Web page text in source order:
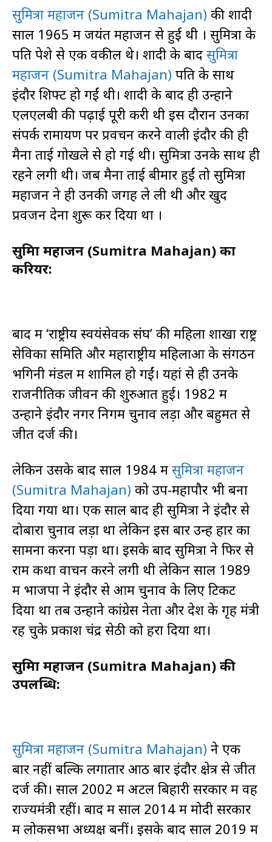
सुमित्रा महाजन (Sumitra Mahajan) की शादी
साल 1965 में जयंत महाजन से हुई थी । सुमित्रा के
पति पेशे से एक वकील थे। शादी के बाद सुमित्रा
महाजन (Sumitra Mahajan) पति के साथ
इंदौर शिफ्ट हो गईं थी। शादी के बाद ही उन्होंने
एलएलबी की पढ़ाई पूरी करी थी इस दौरान उनका
संपर्क रामायण पर प्रवचन करने वाली इंदौर की ही
मैना ताई गोखले से हो गई थी। सुमित्रा उनके साथ ही
रहने लगी थी। जब मैना ताई बीमार हुईं तो सुमित्रा
महाजन ने ही उनकी जगह ले ली थी और खुद
प्रवजन देना शुरू कर दिया था ।
सुमित्रा महाजन (Sumitra Mahajan) का
करियर:
बाद में ‘राष्ट्रीय स्वयंसेवक संघ’ की महिला शाखा राष्ट्र
सेविका समिति और महाराष्ट्रीय महिलाओं के संगठन
भगिनी मंडल में शामिल हो गईं। यहां से ही उनके
राजनीतिक जीवन की शुरुआत हुई। 1982 में
उन्होंने इंदौर नगर निगम चुनाव लड़ा और बहुमत से
जीत दर्ज की।
लेकिन उसके बाद साल 1984 में सुमित्रा महाजन
(Sumitra Mahajan) को उप-महापौर भी बना
दिया गया था। एक साल बाद ही सुमित्रा ने इंदौर से
दोबारा चुनाव लड़ा था लेकिन इस बार उन्हें हार का
सामना करना पड़ा था। इसके बाद सुमित्रा ने फिर से
राम कथा वाचन करने लगी थी लेकिन साल 1989
में भाजपा ने इंदौर से आम चुनाव के लिए टिकट
दिया था तब उन्होंने कांग्रेस नेता और देश के गृह मंत्री
रह चुके प्रकाश चंद्र सेठी को हरा दिया था।
सुमित्रा महाजन (Sumitra Mahajan) की
उपलब्धि:
सुमित्रा महाजन (Sumitra Mahajan) ने एक
बार नहीं बल्कि लगातार आठ बार इंदौर क्षेत्र से जीत
दर्ज की। साल 2002 में अटल बिहारी सरकार में वह
राज्यमंत्री रहीं। बाद में साल 2014 में मोदी सरकार
में लोकसभा अध्यक्ष बनीं। इसके बाद साल 2019 में